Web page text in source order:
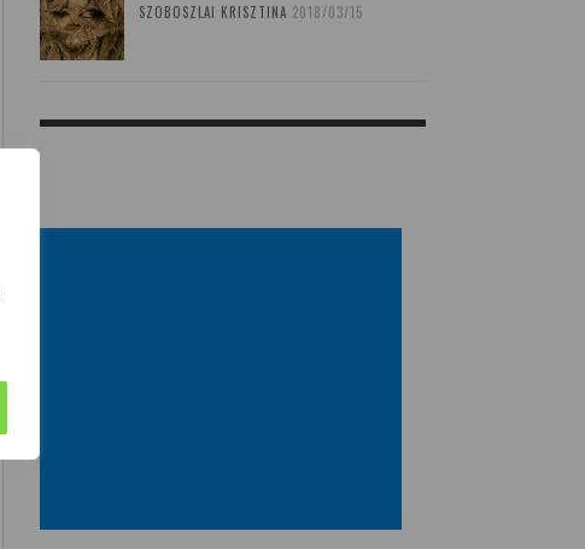
SZOBOSZLAI KRISZTINA 2018/03/15